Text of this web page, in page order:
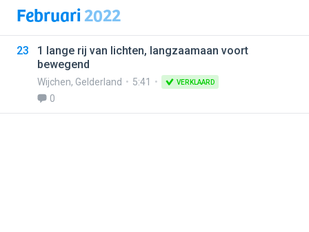
Februari2022
23
1 lange rij van lichten, langzaamaan voort
bewegend
Wijchen, Gelderland 5:41 VERKLAARD
0